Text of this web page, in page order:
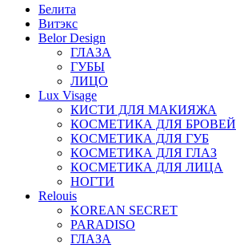
Белита
Витэкс
Belor Design
ГЛАЗА
ГУБЫ
ЛИЦО
Lux Visage
КИСТИ ДЛЯ МАКИЯЖА
КОСМЕТИКА ДЛЯ БРОВЕЙ
КОСМЕТИКА ДЛЯ ГУБ
КОСМЕТИКА ДЛЯ ГЛАЗ
КОСМЕТИКА ДЛЯ ЛИЦА
НОГТИ
Relouis
KOREAN SECRET
PARADISO
ГЛАЗА